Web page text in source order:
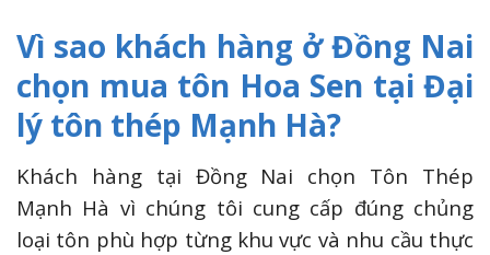
Vì sao khách hàng ở Đồng Nai
chọn mua tôn Hoa Sen tại Đại
lý tôn thép Mạnh Hà?
Khách hàng tại Đồng Nai chọn Tôn Thép
Mạnh Hà vì chúng tôi cung cấp đúng chủng
loại tôn phù hợp từng khu vực và nhu cầu thực